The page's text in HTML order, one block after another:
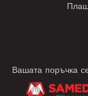
Вашата поръчка